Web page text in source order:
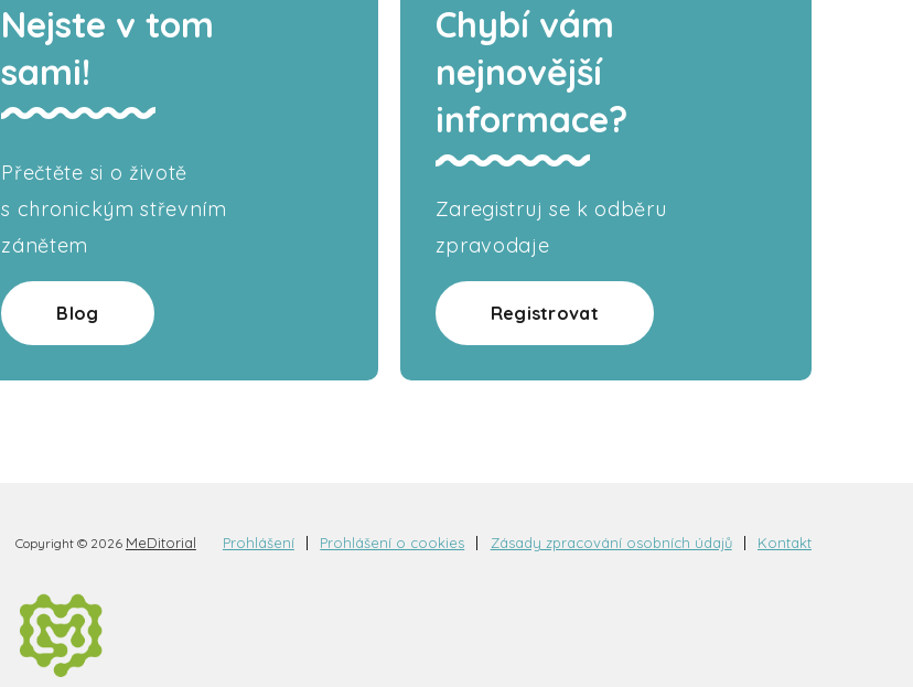
Nejste v tom
sami!
Přečtěte si o životě
s chronickým střevním
zánětem
Blog
Chybí vám
nejnovější
informace?
Zaregistruj se k odběru
zpravodaje
Registrovat
Copyright © 2026 MeDitorial Prohlášení Prohlášení o cookies Zásady zpracování osobních údajů Kontakt